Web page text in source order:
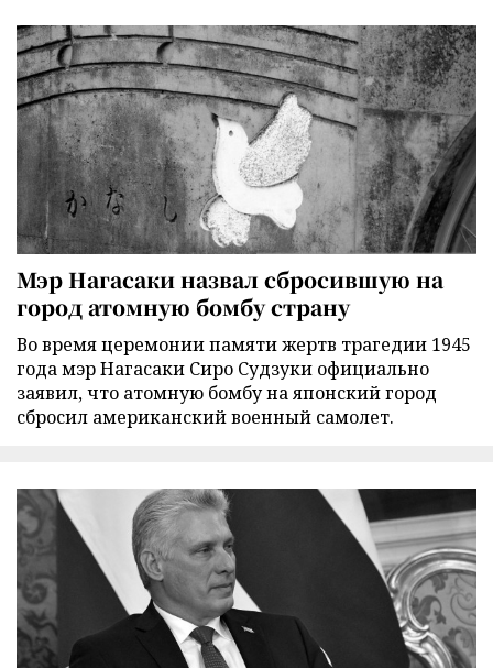
Мэр Нагасаки назвал сбросившую на
город атомную бомбу страну
Во время церемонии памяти жертв трагедии 1945
года мэр Нагасаки Сиро Судзуки официально
заявил, что атомную бомбу на японский город
сбросил американский военный самолет.